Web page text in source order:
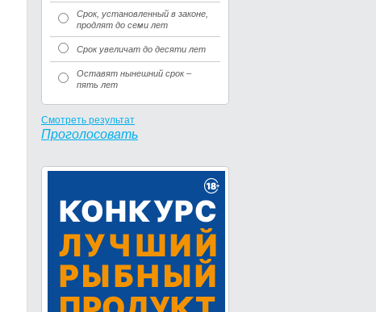
Срок, установленный в законе,
продлят до семи лет
Срок увеличат до десяти лет
Оставят нынешний срок –
пять лет
Смотреть результат
Проголосовать